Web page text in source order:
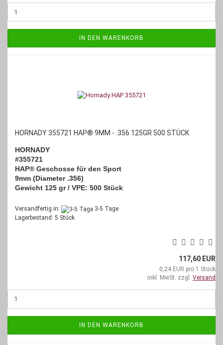
IN DEN WARENKORB
HORNADY 355721 HAP® 9MM - .356 125GR 500 STÜCK
HORNADY
#355721
HAP® Geschosse für den Sport
9mm (Diameter .356)
Gewicht 125 gr / VPE: 500 Stück
Versandfertig in:
3-5 Tage
Lagerbestand: 5 Stück
117,60 EUR
0,24 EUR pro 1 Stück
inkl. MwSt. zzgl. Versand
IN DEN WARENKORB